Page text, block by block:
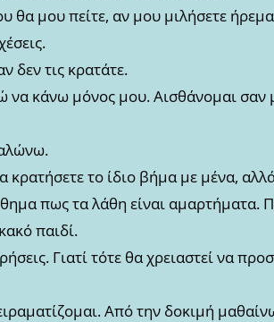
μου πείτε, αν μου μιλήσετε
δεν τις κρατάτε.
να κάνω μόνος μου. Αισθάνομαι
κρατήσετε το ίδιο βήμα με μένα,
πως τα λάθη είναι αμαρτήματα.
παιδί.
Γιατί τότε θα χρειαστεί να
Από την δοκιμή